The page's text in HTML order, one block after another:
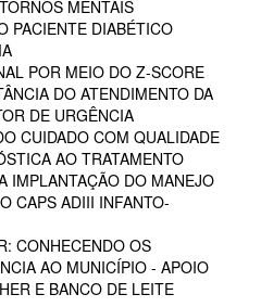
MENTAIS
PACIENTE DIABÉTICO
POR MEIO DO Z-SCORE
DO ATENDIMENTO DA
DE URGÊNCIA
CUIDADO COM QUALIDADE
AO TRATAMENTO
IMPLANTAÇÃO DO MANEJO
CAPS ADIII INFANTO-
CONHECENDO OS
AO MUNICÍPIO - APOIO
E BANCO DE LEITE